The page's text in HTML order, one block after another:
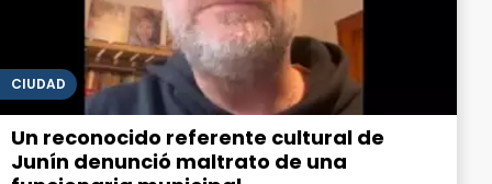
CIUDAD
Un reconocido referente cultural de
Junín denunció maltrato de una